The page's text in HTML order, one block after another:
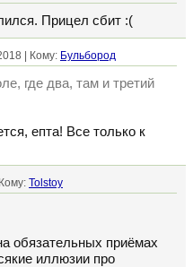
Прицел сбит :(
| Кому: Бульбород
где два, там и третий
епта! Все только к
Tolstoy
обязательных приёмах
иллюзии про